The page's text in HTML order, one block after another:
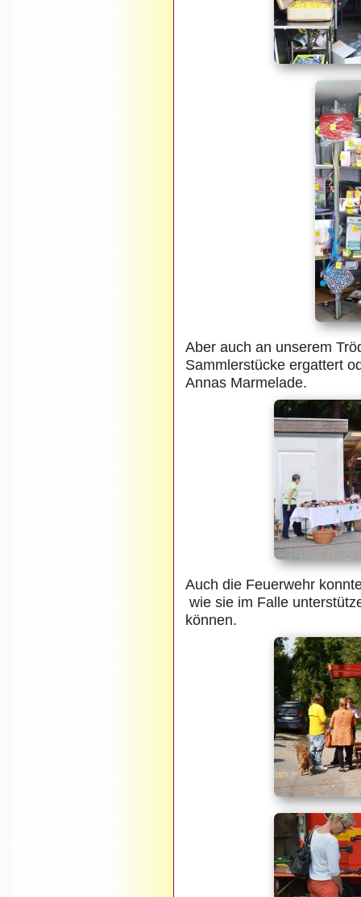
Aber auch an unserem
Sammlerstücke ergattert
Annas Marmelade.
Auch die Feuerwehr
wie sie im Falle
können.